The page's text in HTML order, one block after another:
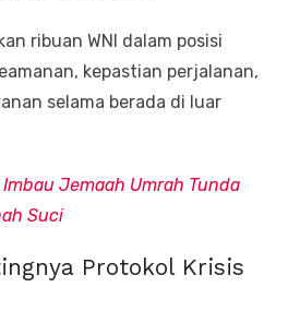
ribuan WNI dalam posisi
kepastian perjalanan,
selama berada di luar
Imbau Jemaah Umrah Tunda
Suci
Protokol Krisis